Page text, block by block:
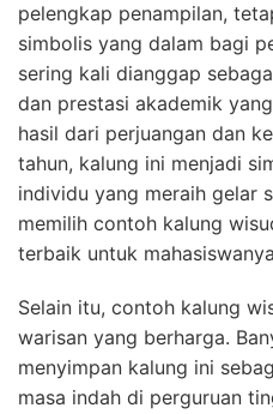
pelengkap penampilan,
simbolis yang dalam bagi
sering kali dianggap
dan prestasi akademik
hasil dari perjuangan dan
tahun, kalung ini menjadi
individu yang meraih gelar
memilih contoh kalung
terbaik untuk
Selain itu, contoh kalung
warisan yang berharga.
menyimpan kalung ini
masa indah di perguruan